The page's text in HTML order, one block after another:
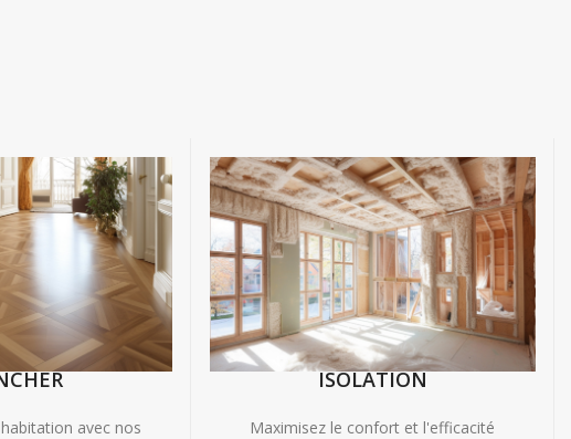
avec nos
ISOLATION
Maximisez le confort et l'efficacité